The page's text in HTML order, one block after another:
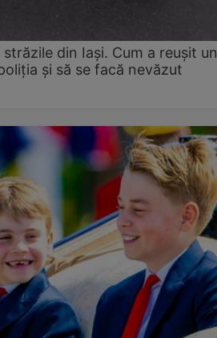
din Iași. Cum a reușit un
și să se facă nevăzut